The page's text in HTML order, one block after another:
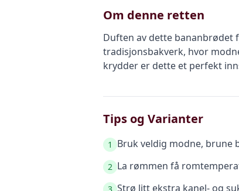
Om denne retten
Duften av dette
tradisjonsbakverk, hvor
krydder er dette et perfekt
Tips og Varianter
1 Bruk veldig modne, brune
2 La rømmen få
Strø litt ekstra kanel- og